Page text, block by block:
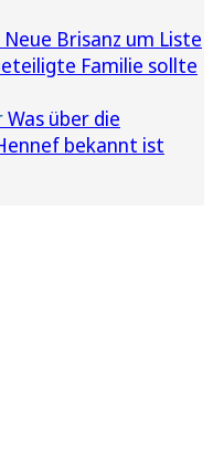
Neue Brisanz um Liste
Familie sollte
Was über die
bekannt ist